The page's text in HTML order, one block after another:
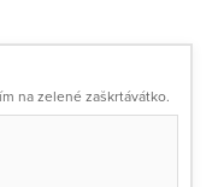
na zelené zaškrtávátko.